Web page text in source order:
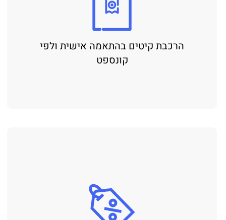
הרכבת קיטים בהתאמה אישית ולפי
קונספט